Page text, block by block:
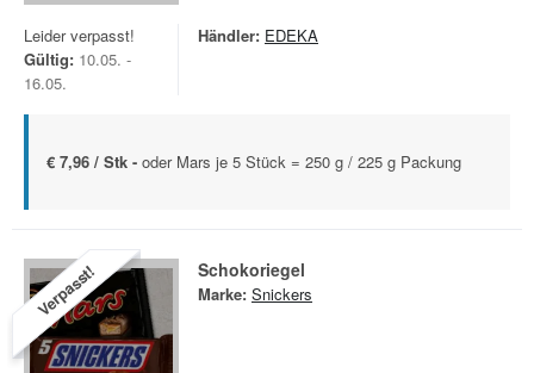
Leider verpasst!
Gültig: 10.05. -
16.05.
Händler: EDEKA
€ 7,96 / Stk - oder Mars je 5 Stück = 250 g / 225 g Packung
Verpasst! Schokoriegel
Marke: Snickers